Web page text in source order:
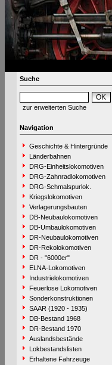
Suche
zur erweiterten Suche
Navigation
Geschichte & Hintergründe
Länderbahnen
DRG-Einheitslokomotiven
DRG-Zahnradlokomotiven
DRG-Schmalspurlok.
Kriegslokomotiven
Verlagerungsbauten
DB-Neubaulokomotiven
DB-Umbaulokomotiven
DR-Neubaulokomotiven
DR-Rekolokomotiven
DR - "6000er"
ELNA-Lokomotiven
Industrielokomotiven
Feuerlose Lokomotiven
Sonderkonstruktionen
SAAR (1920 - 1935)
DB-Bestand 1968
DR-Bestand 1970
Auslandsbestände
Lokbestandslisten
Erhaltene Fahrzeuge